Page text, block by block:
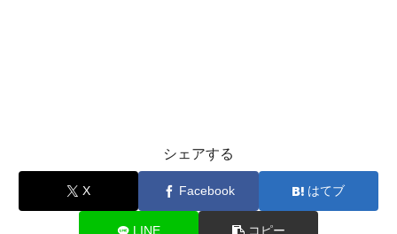
シェアする
X Facebook はてブ
LINE コピー